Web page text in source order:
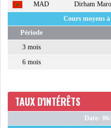
MAD Dirham
Cours moyens
Période
3 mois
6 mois
TAUX D'INTÉRÊTS
Date: